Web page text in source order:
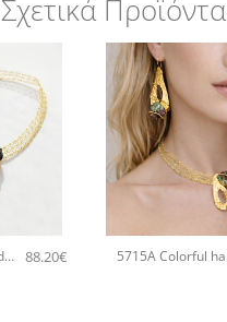
Σχετικά Προϊόντα
5715A Colorful handmade crystal χειροποίητο κολιέ Catherine bijoux Μαύρο 88.20€